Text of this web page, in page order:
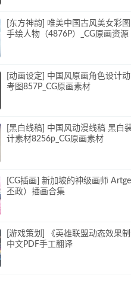
[东方神韵] 唯美中国古风美女彩
手绘人物（4876P）_CG原画资源
[动画设定] 中国风原画角色设计
考图857P_CG原画素材
[黑白线稿] 中国风动漫线稿 黑白
计素材8256p_CG原画素材
[CG插画] 新加坡的神级画师
丕政）插画合集
[游戏策划] 《英雄联盟动态效果制
中文PDF手工翻译